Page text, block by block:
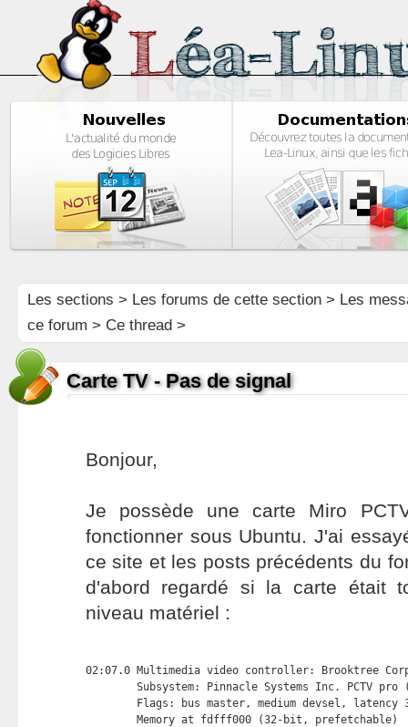
Les sections > Les forums de cette section> Les
ce forum > Ce thread >
Carte TV - Pas de signal
Bonjour,
Je possède une carte Miro
fonctionner sous Ubuntu. J'ai
ce site et les posts précédents du
d'abord regardé si la carte était
niveau matériel :
02:07.0 Multimedia video controller: Brooktree
Subsystem: Pinnacle Systems Inc. PCTV pro
Flags: bus master, medium devsel, latency
        Memory at fdfff000 (32-bit, prefetchable)